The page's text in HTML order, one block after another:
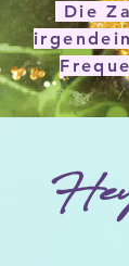
​ Die